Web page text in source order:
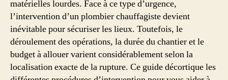
matérielles lourdes. Face à ce type d’urgence,
l’intervention d’un plombier chauffagiste devient
inévitable pour sécuriser les lieux. Toutefois, le
déroulement des opérations, la durée du chantier et le
budget à allouer varient considérablement selon la
localisation exacte de la rupture. Ce guide décortique les